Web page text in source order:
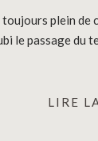
plein de
le passage du
LIRE